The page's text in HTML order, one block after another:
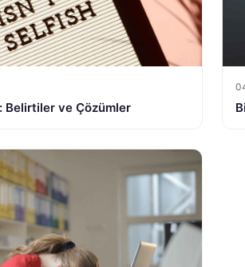
Belirtiler ve Çözümler